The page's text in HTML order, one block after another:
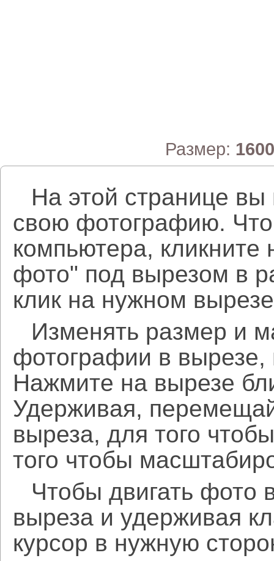
Размер: 1600
На этой странице
свою фотографию.
компьютера, кликните
фото" под вырезом в
клик на нужном
Изменять размер и
фотографии в
Нажмите на вырезе
Удерживая,
выреза, для того
того чтобы
Чтобы двигать фото
выреза и удерживая
курсор в нужную